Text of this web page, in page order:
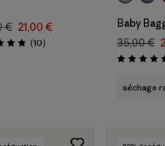
€ 21,00 €
4.8 / 5
(10Avis
)
Baby
35,00 €
Évaluation:
séchage